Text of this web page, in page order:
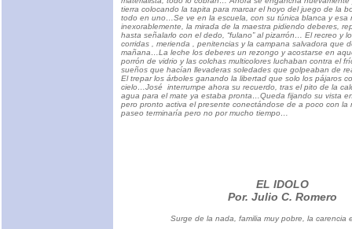
tierra colocando la tapita para marcar el hoyo del juego de la
todo en uno…Se ve en la escuela, con su túnica blanca y esa
inexorablemente, la mirada de la maestra pidiendo deberes,
hasta señalarlo con el dedo, “fulano” al pizarrón… El recreo y
corridas , merienda , penitencias y la campana salvadora que
mañana…La leche los deberes un rezongo y acostarse en
porrón de vidrio y las colchas multicolores luchaban contra el
sueños que hacían llevaderas soledades que golpeaban de
El trepar los árboles ganando la libertad que solo los pájaros
cielo…José interrumpe ahora su recuerdo, tras el pito de la
agua para el mate ya estaba pronta…Queda fijando su vista
pero pronto activa el presente conectándose de a poco con la
paseo terminaría pero no por mucho tiempo…
EL IDOLO
Por. Julio C. Romero
Surge de la nada, familia muy pobre, la carencia